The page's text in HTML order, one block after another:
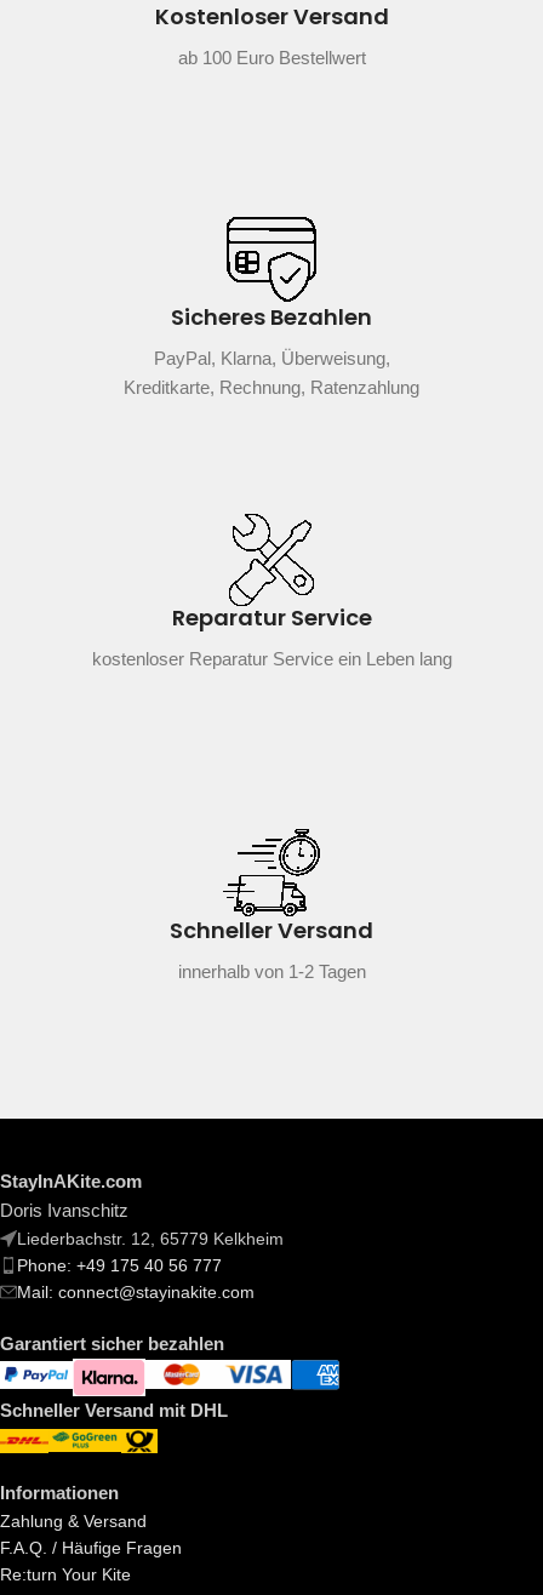
Kostenloser Versand
ab 100 Euro Bestellwert
Sicheres Bezahlen
PayPal, Klarna, Überweisung,
Kreditkarte, Rechnung, Ratenzahlung
Reparatur Service
kostenloser Reparatur Service ein Leben lang
Schneller Versand
innerhalb von 1-2 Tagen
StayInAKite.com
Doris Ivanschitz
Liederbachstr. 12, 65779 Kelkheim
Phone: +49 175 40 56 777
Mail: connect@stayinakite.com
Garantiert sicher bezahlen
Schneller Versand mit DHL
Informationen
Zahlung & Versand
F.A.Q. / Häufige Fragen
Re:turn Your Kite